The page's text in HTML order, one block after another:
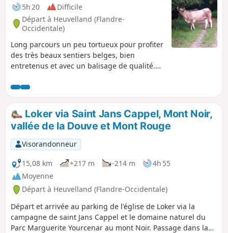
5h 20
Difficile
Départ à Heuvelland (Flandre-
Occidentale)
Long parcours un peu tortueux pour profiter
des très beaux sentiers belges, bien
entretenus et avec un balisage de qualité.
portant des numéros et une flèche indiquant
le numéro où l'on veut aller (pas facile à
expliquer mais sur place, c'est évident).
Parcours difficile et même très difficile en
période humide.
Loker via Saint Jans Cappel, Mont Noir,
vallée de la Douve et Mont Rouge
Visorandonneur
15,08 km
+217 m -214 m
4h 55
Moyenne
Départ à Heuvelland (Flandre-Occidentale)
Départ et arrivée au parking de l'église de Loker via la
campagne de saint Jans Cappel et le domaine naturel du
Parc Marguerite Yourcenar au mont Noir. Passage dans la